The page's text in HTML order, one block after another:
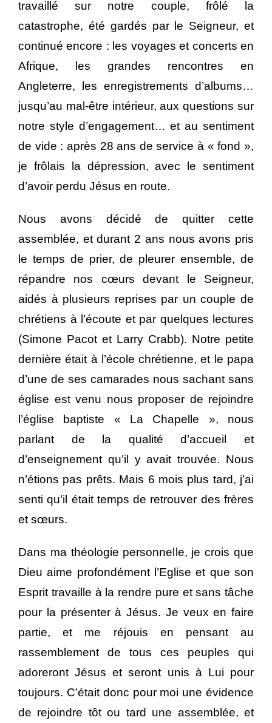
travaillé sur notre couple, frôlé la
catastrophe, été gardés par le Seigneur, et
continué encore : les voyages et concerts en
Afrique, les grandes rencontres en
Angleterre, les enregistrements d’albums…
jusqu’au mal-être intérieur, aux questions sur
notre style d’engagement… et au sentiment
de vide : après 28 ans de service à « fond »,
je frôlais la dépression, avec le sentiment
d’avoir perdu Jésus en route.
Nous avons décidé de quitter cette
assemblée, et durant 2 ans nous avons pris
le temps de prier, de pleurer ensemble, de
répandre nos cœurs devant le Seigneur,
aidés à plusieurs reprises par un couple de
chrétiens à l’écoute et par quelques lectures
(Simone Pacot et Larry Crabb). Notre petite
dernière était à l’école chrétienne, et le papa
d’une de ses camarades nous sachant sans
église est venu nous proposer de rejoindre
l’église baptiste « La Chapelle », nous
parlant de la qualité d’accueil et
d’enseignement qu’il y avait trouvée. Nous
n’étions pas prêts. Mais 6 mois plus tard, j’ai
senti qu’il était temps de retrouver des frères
et sœurs.
Dans ma théologie personnelle, je crois que
Dieu aime profondément l’Eglise et que son
Esprit travaille à la rendre pure et sans tâche
pour la présenter à Jésus. Je veux en faire
partie, et me réjouis en pensant au
rassemblement de tous ces peuples qui
adoreront Jésus et seront unis à Lui pour
toujours. C’était donc pour moi une évidence
de rejoindre tôt ou tard une assemblée, et